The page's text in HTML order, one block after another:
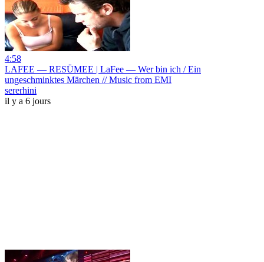
4:58
LAFEE — RESÜMEE | LaFee — Wer bin ich / Ein
ungeschminktes Märchen // Music from EMI
sererhini
il y a 6 jours